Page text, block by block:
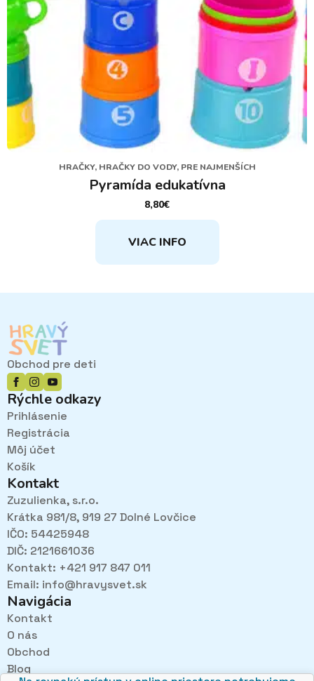
Pri návštevách kamenného obchodu pozorne
načúvame malým aj veľkým, aby sme zistili, čo sa Vám
v obchode páči najviac a mohli sa tak posúvať vpred.
HRAČKY, HRAČKY DO VODY, PRE NAJMENŠÍCH
Pyramída edukatívna
8,80€
VIAC INFO
Obchod pre deti
Rýchle odkazy
Prihlásenie
Registrácia
Môj účet
Košík
Kontakt
Zuzulienka, s.r.o.
Krátka 981/8, 919 27 Dolné Lovčice
IČO: 54425948
DIČ: 2121661036
Kontakt: +421 917 847 011
Email: info@hravysvet.sk
Navigácia
Kontakt
O nás
Obchod
Blog